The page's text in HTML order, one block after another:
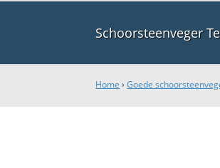
Schoorsteenveger
Home ›Goede